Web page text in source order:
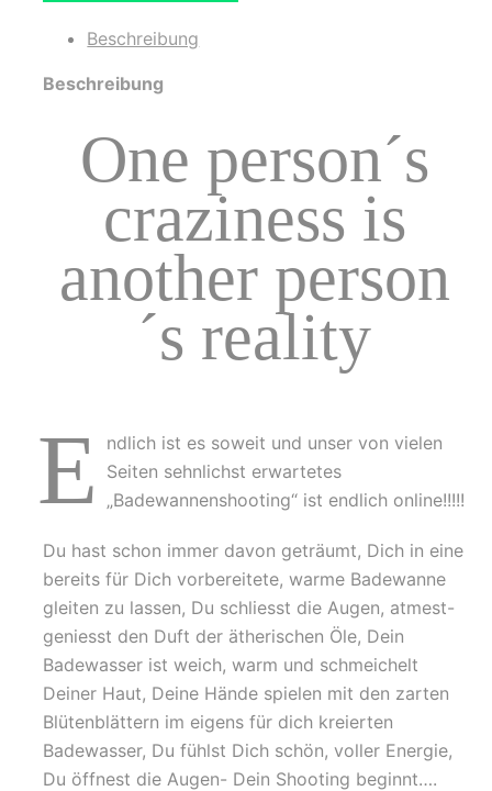
Beschreibung
Beschreibung
One person´s
craziness is
another person
´s reality
E
ndlich ist es soweit und unser von vielen
Seiten sehnlichst erwartetes
„Badewannenshooting“ ist endlich online!!!!!
Du hast schon immer davon geträumt, Dich in eine
bereits für Dich vorbereitete, warme Badewanne
gleiten zu lassen, Du schliesst die Augen, atmest-
geniesst den Duft der ätherischen Öle, Dein
Badewasser ist weich, warm und schmeichelt
Deiner Haut, Deine Hände spielen mit den zarten
Blütenblättern im eigens für dich kreierten
Badewasser, Du fühlst Dich schön, voller Energie,
Du öffnest die Augen- Dein Shooting beginnt….